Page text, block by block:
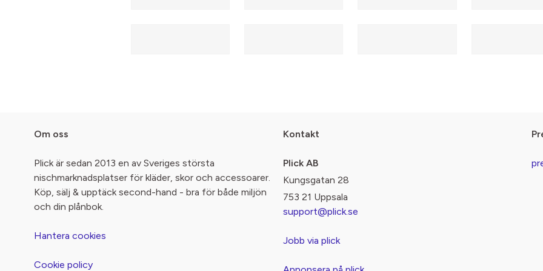
Om oss
Plick är sedan 2013 en av Sveriges största
nischmarknadsplatser för kläder, skor och accessoarer.
Köp, sälj & upptäck second-hand - bra för både miljön
och din plånbok.
Hantera cookies
Cookie policy
Kontakt
Plick AB
Kungsgatan 28
753 21 Uppsala
support@plick.se
Jobb via plick